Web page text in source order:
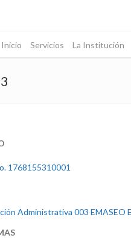
Inicio Servicios La Institución
1768155310001
Administrativa 003 EMASEO